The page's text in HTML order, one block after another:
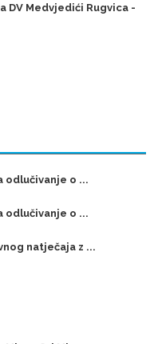
DV Medvjedići Rugvica -
odlučivanje o ...
odlučivanje o ...
natječaja z ...